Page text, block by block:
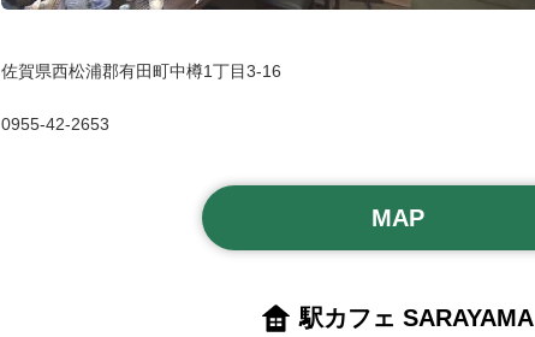
佐賀県西松浦郡有田町中樽1丁目3-16
0955-42-2653
MAP
駅カフェ SARAYAMA